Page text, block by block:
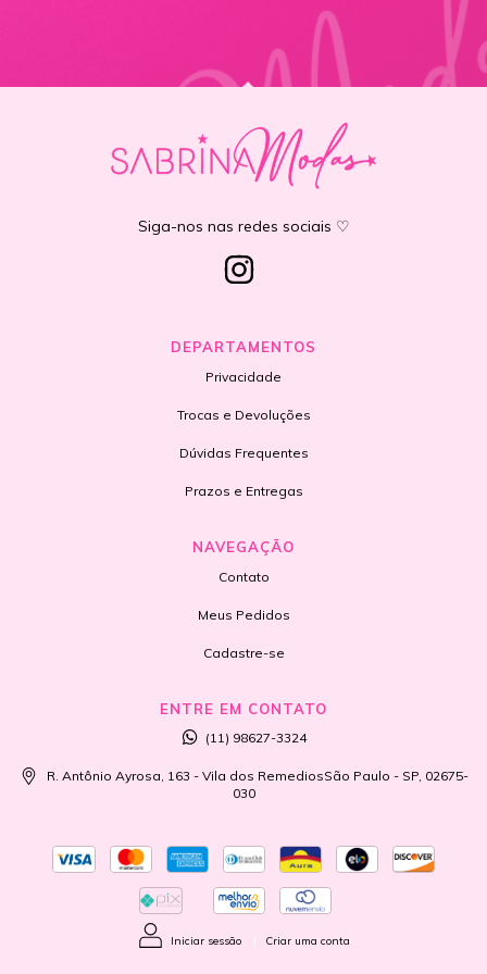
Siga-nos nas redes sociais ♡
DEPARTAMENTOS
Privacidade
Trocas e Devoluções
Dúvidas Frequentes
Prazos e Entregas
NAVEGAÇÃO
Contato
Meus Pedidos
Cadastre-se
ENTRE EM CONTATO
(11) 98627-3324
R. Antônio Ayrosa, 163 - Vila dos RemediosSão Paulo - SP, 02675-
030
Iniciar sessão Criar uma conta